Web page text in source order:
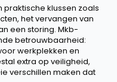
klussen zoals
het vervangen van
een storing. Mkb-
betrouwbaarheid:
werkplekken en
extra op veiligheid,
verschillen maken dat